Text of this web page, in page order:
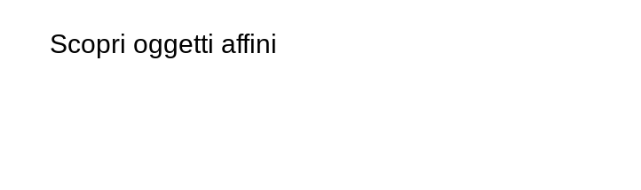
Scopri oggetti affini